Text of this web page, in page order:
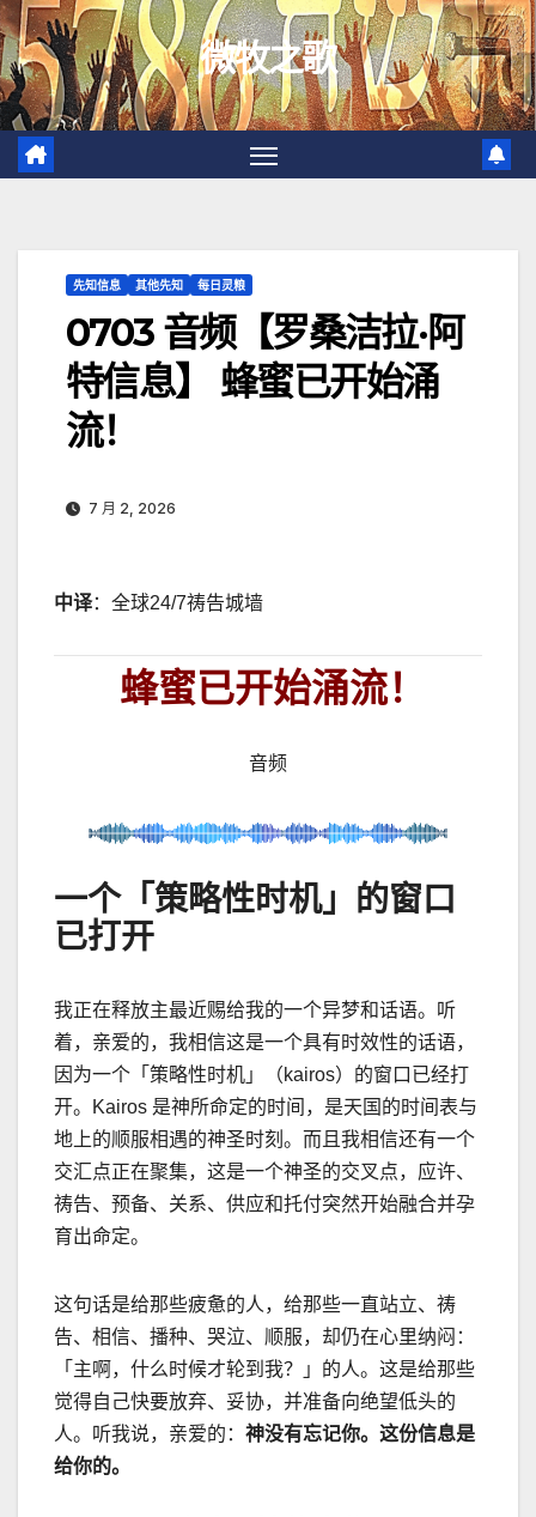
跳
至
内
容
微牧之歌
先知信息 其他先知 每日灵粮
0703 音频【罗桑洁拉·阿
特信息】 蜂蜜已开始涌
流！
7 月 2, 2026
中译：全球24/7祷告城墙
蜂蜜已开始涌流！
音频
一个「策略性时机」的窗口
已打开
我正在释放主最近赐给我的一个异梦和话语。听
着，亲爱的，我相信这是一个具有时效性的话语，
因为一个「策略性时机」（kairos）的窗口已经打
开。
Kairos 是神所命定的时间，是天国的时间表与
地上的顺服相遇的神圣时刻。而且我相信还有一个
交汇点正在聚集，这是一个神圣的交叉点，应许、
祷告、预备、关系、供应和托付突然开始融合并孕
育出命定。
这句话是给那些疲惫的人，给那些一直站立、祷
告、相信、播种、哭泣、顺服，却仍在心里纳闷：
「主啊，什么时候才轮到我？」的人。这是给那些
觉得自己快要放弃、妥协，并准备向绝望低头的
人。听我说，亲爱的： 神没有忘记你。这份信息是
给你的。